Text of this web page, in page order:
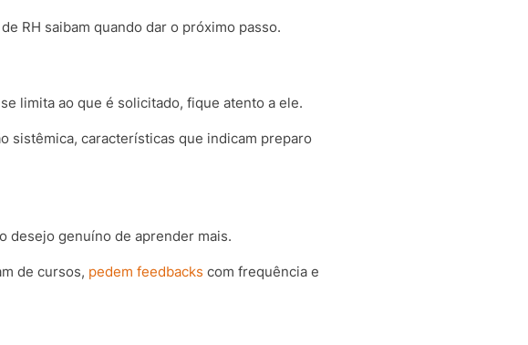
RH saibam quando dar o próximo passo.
limita ao que é solicitado, fique atento a ele.
sistêmica, características que indicam preparo
desejo genuíno de aprender mais.
de cursos, pedem feedbacks com frequência e